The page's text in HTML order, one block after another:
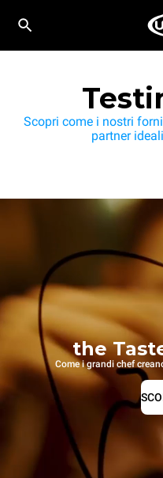
Scopri come i nostri
partner
the
Come i grandi chef